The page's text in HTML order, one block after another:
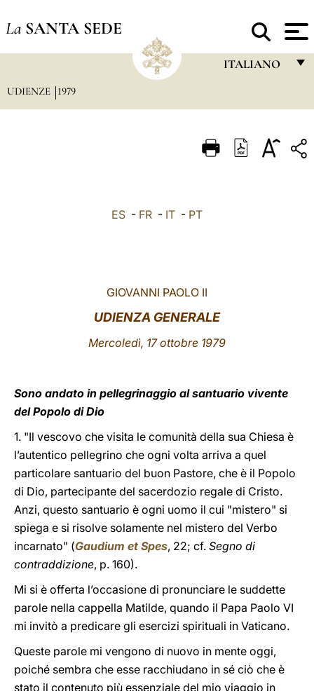
La SANTA SEDE
ITALIANO
ITALIANO
LATINE
UDIENZE 1979
ES - FR - IT - PT
GIOVANNI PAOLO II
UDIENZA GENERALE
Mercoledì, 17 ottobre 1979
Sono andato in pellegrinaggio al santuario vivente
del Popolo di Dio
1. "Il vescovo che visita le comunità della sua Chiesa è
l’autentico pellegrino che ogni volta arriva a quel
particolare santuario del buon Pastore, che è il Popolo
di Dio, partecipante del sacerdozio regale di Cristo.
Anzi, questo santuario è ogni uomo il cui "mistero" si
spiega e si risolve solamente nel mistero del Verbo
incarnato" (Gaudium et Spes, 22; cf. Segno di
contraddizione, p. 160).
Mi si è offerta l’occasione di pronunciare le suddette
parole nella cappella Matilde, quando il Papa Paolo VI
mi invitò a predicare gli esercizi spirituali in Vaticano.
Queste parole mi vengono di nuovo in mente oggi,
poiché sembra che esse racchiudano in sé ciò che è
stato il contenuto più essenziale del mio viaggio in